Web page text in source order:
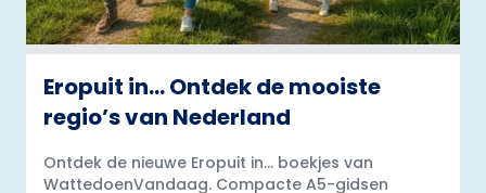
Eropuit in… Ontdek de mooiste
regio’s van Nederland
Ontdek de nieuwe Eropuit in... boekjes van
WattedoenVandaag. Compacte A5-gidsen